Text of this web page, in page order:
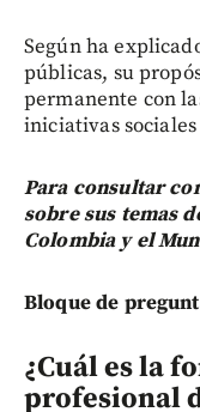
Según ha
públicas, su
permanente con
iniciativas
Para consultar
sobre sus temas
Colombia y el
Bloque de
¿Cuál es la
profesional